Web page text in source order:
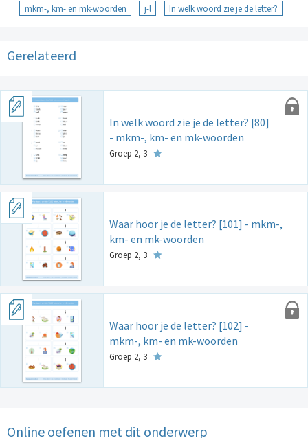
mkm-, km- en mk-woorden j-l In welk woord zie je de letter?
Gerelateerd
In welk woord zie je de letter? [80]
- mkm-, km- en mk-woorden
Groep 2, 3
Waar hoor je de letter? [101] - mkm-,
km- en mk-woorden
Groep 2, 3
Waar hoor je de letter? [102] -
mkm-, km- en mk-woorden
Groep 2, 3
Online oefenen met dit onderwerp